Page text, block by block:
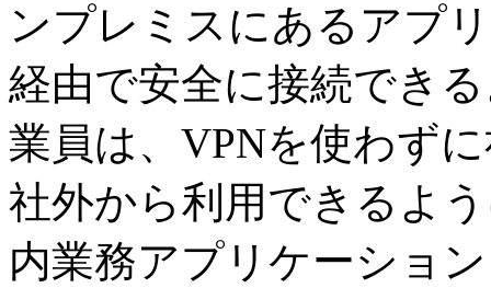
ンプレミスにあるアプ
経由で安全に接続でき
業員は、VPNを使わず
社外から利用できるよ
内業務アプリケーショ